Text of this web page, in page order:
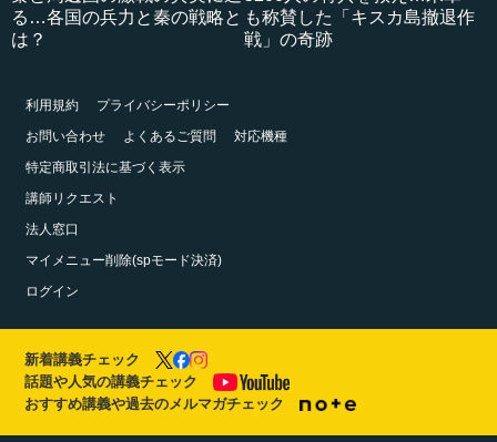
る…各国の兵力と秦の戦略と
は？
も称賛した「キスカ島撤退作
戦」の奇跡
利用規約
プライバシーポリシー
お問い合わせ
よくあるご質問
対応機種
特定商取引法に基づく表示
講師リクエスト
法人窓口
マイメニュー削除(spモード決済)
ログイン
新着講義チェック
話題や人気の講義チェック
おすすめ講義や過去のメルマガチェック